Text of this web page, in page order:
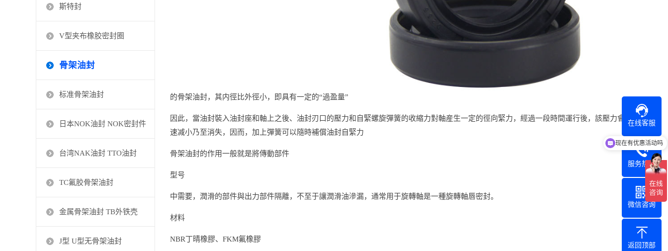
斯特封
V型夹布橡胶密封圈
骨架油封
标准骨架油封
日本NOK油封 NOK密封件
台湾NAK油封 TTO油封
TC氟胶骨架油封
金属骨架油封 TB外铁壳
J型 U型无骨架油封
的骨架油封，其内徑比外徑小，即具有一定的“過盈量”
因此，當油封裝入油封座和軸上之後、油封刃口的壓力和自緊螺旋彈簧的收縮力對軸産生一定的徑向緊力，經過一段時間運行後，該壓力會迅
速减小乃至消失，因而，加上彈簧可以隨時補償油封自緊力
骨架油封的作用一般就是將傳動部件
型号
中需要，潤滑的部件與出力部件隔離，不至于讓潤滑油滲漏，通常用于旋轉軸是一種旋轉軸唇密封。
材料
NBR丁晴橡膠、FKM氟橡膠
在线客服
服务热线
微信咨询
返回顶部
可以介绍下你们的产品么